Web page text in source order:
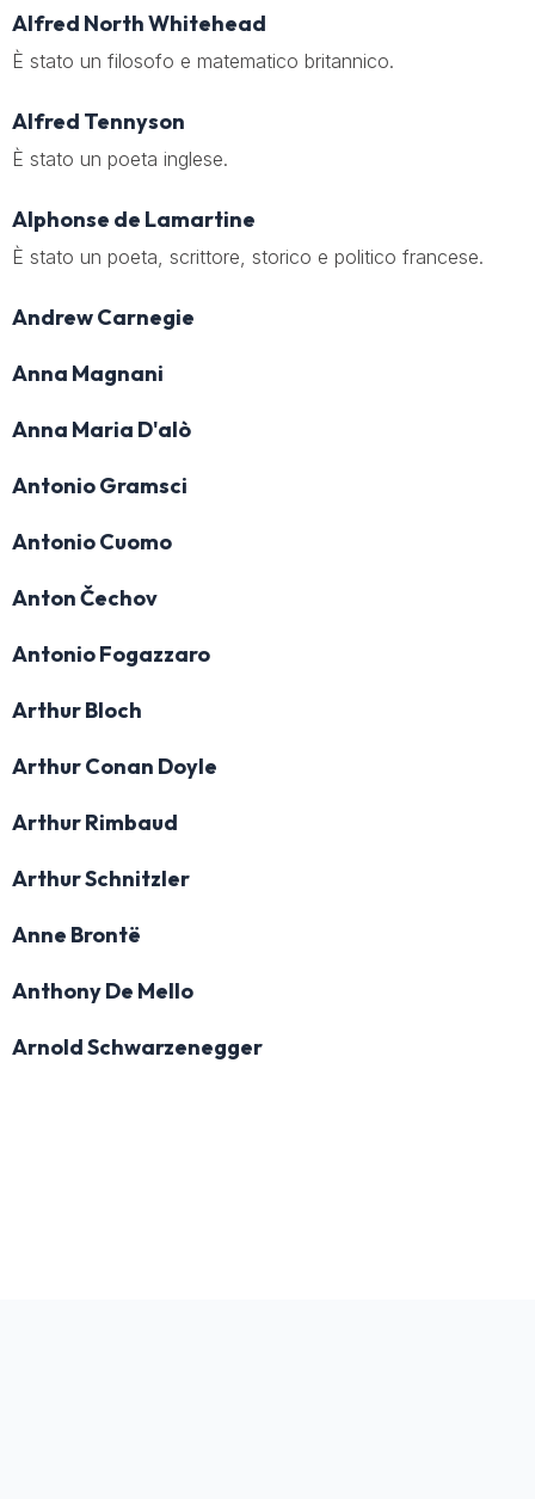
Alfred North Whitehead
È stato un filosofo e matematico britannico.
Alfred Tennyson
È stato un poeta inglese.
Alphonse de Lamartine
È stato un poeta, scrittore, storico e politico francese.
Andrew Carnegie
Anna Magnani
Anna Maria D'alò
Antonio Gramsci
Antonio Cuomo
Anton Čechov
Antonio Fogazzaro
Arthur Bloch
Arthur Conan Doyle
Arthur Rimbaud
Arthur Schnitzler
Anne Brontë
Anthony De Mello
Arnold Schwarzenegger